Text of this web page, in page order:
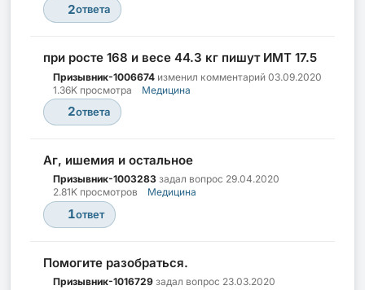
2ответа
при росте 168 и весе 44.3 кг пишут ИМТ 17.5
Призывник-1006674 изменил комментарий 03.09.2020
1.36K просмотра
Медицина
2ответа
Аг, ишемия и остальное
Призывник-1003283 задал вопрос 29.04.2020
2.81K просмотров
Медицина
1ответ
Помогите разобраться.
Призывник-1016729 задал вопрос 23.03.2020